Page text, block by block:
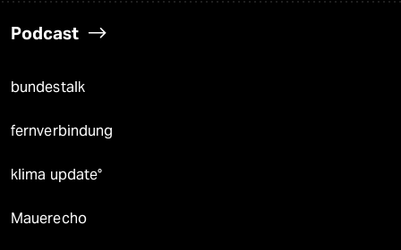
Podcast
bundestalk
fernverbindung
klima update°
Mauerecho